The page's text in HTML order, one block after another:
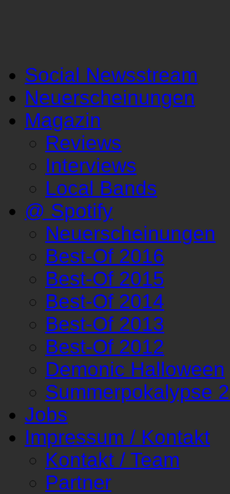
Social Newsstream
Neuerscheinungen
Magazin
Reviews
Interviews
Local Bands
@ Spotify
Neuerscheinungen
Best-Of 2016
Best-Of 2015
Best-Of 2014
Best-Of 2013
Best-Of 2012
Demonic Halloween
Summerpokalypse
Jobs
Impressum / Kontakt
Kontakt / Team
Partner